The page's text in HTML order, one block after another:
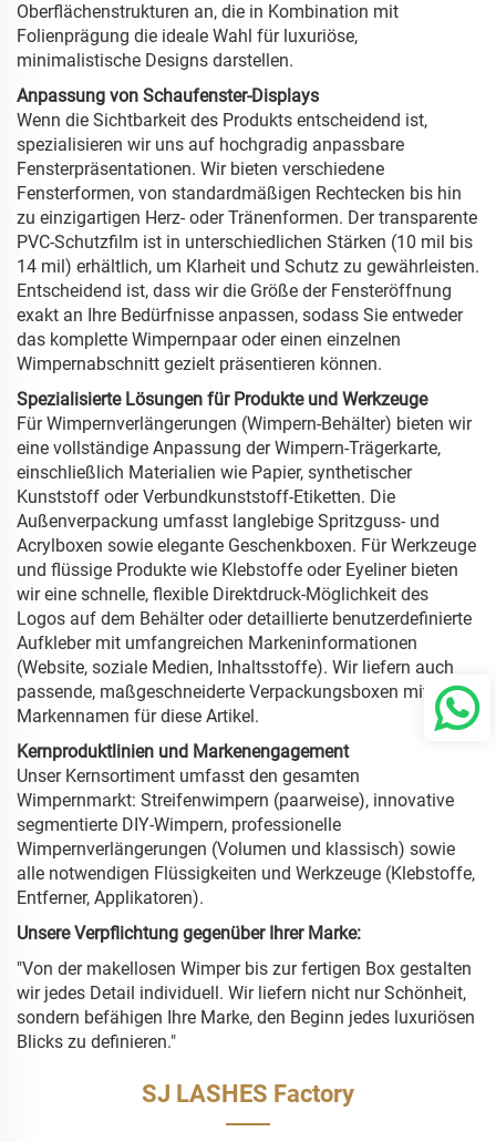
Oberflächenstrukturen an, die in Kombination mit
Folienprägung die ideale Wahl für luxuriöse,
minimalistische Designs darstellen.
Anpassung von Schaufenster-Displays
Wenn die Sichtbarkeit des Produkts entscheidend ist,
spezialisieren wir uns auf hochgradig anpassbare
Fensterpräsentationen. Wir bieten verschiedene
Fensterformen, von standardmäßigen Rechtecken bis hin
zu einzigartigen Herz- oder Tränenformen. Der transparente
PVC-Schutzfilm ist in unterschiedlichen Stärken (10 mil bis
14 mil) erhältlich, um Klarheit und Schutz zu gewährleisten.
Entscheidend ist, dass wir die Größe der Fensteröffnung
exakt an Ihre Bedürfnisse anpassen, sodass Sie entweder
das komplette Wimpernpaar oder einen einzelnen
Wimpernabschnitt gezielt präsentieren können.
Spezialisierte Lösungen für Produkte und Werkzeuge
Für Wimpernverlängerungen (Wimpern-Behälter) bieten wir
eine vollständige Anpassung der Wimpern-Trägerkarte,
einschließlich Materialien wie Papier, synthetischer
Kunststoff oder Verbundkunststoff-Etiketten. Die
Außenverpackung umfasst langlebige Spritzguss- und
Acrylboxen sowie elegante Geschenkboxen. Für Werkzeuge
und flüssige Produkte wie Klebstoffe oder Eyeliner bieten
wir eine schnelle, flexible Direktdruck-Möglichkeit des
Logos auf dem Behälter oder detaillierte benutzerdefinierte
Aufkleber mit umfangreichen Markeninformationen
(Website, soziale Medien, Inhaltsstoffe). Wir liefern auch
passende, maßgeschneiderte Verpackungsboxen mit Ihrem
Markennamen für diese Artikel.
Kernproduktlinien und Markenengagement
Unser Kernsortiment umfasst den gesamten
Wimpernmarkt: Streifenwimpern (paarweise), innovative
segmentierte DIY-Wimpern, professionelle
Wimpernverlängerungen (Volumen und klassisch) sowie
alle notwendigen Flüssigkeiten und Werkzeuge (Klebstoffe,
Entferner, Applikatoren).
Unsere Verpflichtung gegenüber Ihrer Marke:
"Von der makellosen Wimper bis zur fertigen Box gestalten
wir jedes Detail individuell. Wir liefern nicht nur Schönheit,
sondern befähigen Ihre Marke, den Beginn jedes luxuriösen
Blicks zu definieren."
SJ LASHES Factory